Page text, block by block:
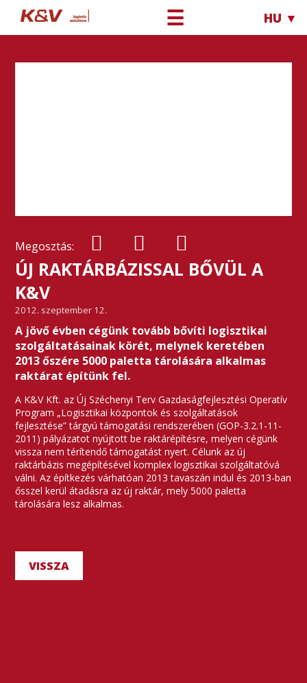
☰ HU ▼
Megosztás:
ÚJ RAKTÁRBÁZISSAL BŐVÜL A
K&V
2012. szeptember 12.
A jövő évben cégünk tovább bővíti logisztikai
szolgáltatásainak körét, melynek keretében
2013 őszére 5000 paletta tárolására alkalmas
raktárat építünk fel.
A K&V Kft. az Új Széchenyi Terv Gazdaságfejlesztési Operatív
Program „Logisztikai központok és szolgáltatások
fejlesztése” tárgyú támogatási rendszerében (GOP-3.2.1-11-
2011) pályázatot nyújtott be raktárépítésre, melyen cégünk
vissza nem térítendő támogatást nyert. Célunk az új
raktárbázis megépítésével komplex logisztikai szolgáltatóvá
válni. Az építkezés várhatóan 2013 tavaszán indul és 2013-ban
ősszel kerül átadásra az új raktár, mely 5000 paletta
tárolására lesz alkalmas.
VISSZA